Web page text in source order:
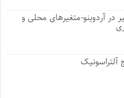
در آردوینو-متغیرهای محلی و
آلتراسونیک